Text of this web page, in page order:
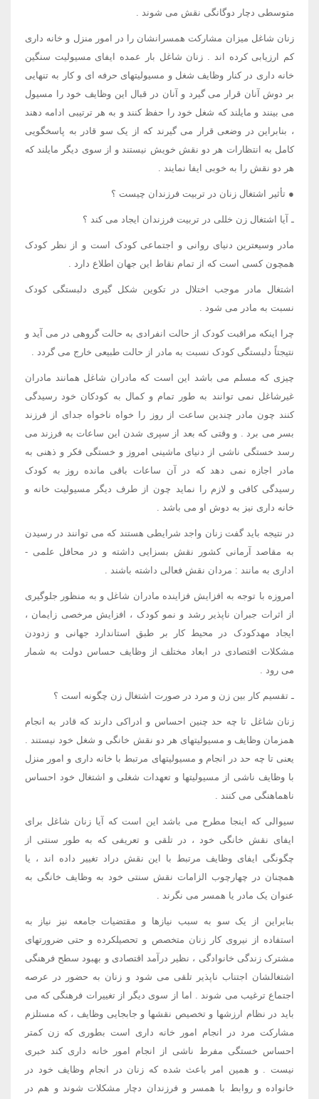
متوسطی دچار دوگانگی نقش می شوند .
زنان شاغل میزان مشارکت همسرانشان را در امور منزل و خانه داری
کم ارزیابی کرده اند . زنان شاغل بار عمده ایفای مسیولیت سنگین
خانه داری در کنار وظایف شغل و مسیولیتهای حرفه ای و کار به تنهایی
بر دوش آنان قرار می گیرد و آنان در قبال این وظایف خود را مسیول
می بینند و مایلند که شغل خود را حفظ کنند و به هر ترتیبی ادامه دهند
، بنابراین در وضعی قرار می گیرند که از یک سو قادر به پاسخگویی
کامل به انتظارات هر دو نقش خویش نیستند و از سوی دیگر مایلند که
هر دو نقش را به خوبی ایفا نمایند .
● تأثیر اشتغال زنان در تربیت فرزندان چیست ؟
ـ آیا اشتغال زن خللی در تربیت فرزندان ایجاد می کند ؟
مادر وسیعترین دنیای روانی و اجتماعی کودک است و از نظر کودک
همچون کسی است که از تمام نقاط این جهان اطلاع دارد .
اشتغال مادر موجب اختلال در تکوین شکل گیری دلبستگی کودک
نسبت به مادر می شود .
چرا اینکه مراقبت کودک از حالت انفرادی به حالت گروهی در می آید و
نتیجتاً دلبستگی کودک نسبت به مادر از حالت طبیعی خارج می گردد .
چیزی که مسلم می باشد این است که مادران شاغل همانند مادران
غیرشاغل نمی توانند به طور تمام و کمال به کودکان خود رسیدگی
کنند چون مادر چندین ساعت از روز را خواه ناخواه جدای از فرزند
بسر می برد . و وقتی که بعد از سپری شدن این ساعات به فرزند می
رسد خستگی ناشی از دنیای ماشینی امروز و خستگی فکر و ذهنی به
مادر اجازه نمی دهد که در آن ساعات باقی مانده روز به کودک
رسیدگی کافی و لازم را نماید چون از طرف دیگر مسیولیت خانه و
خانه داری نیز به دوش او می باشد .
در نتیجه باید گفت زنان واجد شرایطی هستند که می توانند در رسیدن
به مقاصد آرمانی کشور نقش بسزایی داشته و در محافل علمی -
اداری به مانند : مردان نقش فعالی داشته باشند .
امروزه با توجه به افزایش فزاینده مادران شاغل و به منظور جلوگیری
از اثرات جبران ناپذیر رشد و نمو کودک ، افزایش مرخصی زایمان ،
ایجاد مهدکودک در محیط کار بر طبق استاندارد جهانی و زدودن
مشکلات اقتصادی در ابعاد مختلف از وظایف حساس دولت به شمار
می رود .
ـ تقسیم کار بین زن و مرد در صورت اشتغال زن چگونه است ؟
زنان شاغل تا چه حد چنین احساس و ادراکی دارند که قادر به انجام
همزمان وظایف و مسیولیتهای هر دو نقش خانگی و شغل خود نیستند .
یعنی تا چه حد در انجام و مسیولیتهای مرتبط با خانه داری و امور منزل
با وظایف ناشی از مسیولیتها و تعهدات شغلی و اشتغال خود احساس
ناهماهنگی می کنند .
سیوالی که اینجا مطرح می باشد این است که آیا زنان شاغل برای
ایفای نقش خانگی خود ، در تلقی و تعریفی که به طور سنتی از
چگونگی ایفای وظایف مرتبط با این نقش دراد تغییر داده اند ، یا
همچنان در چهارچوب الزامات نقش سنتی خود به وظایف خانگی به
عنوان یک مادر یا همسر می نگرند .
بنابراین از یک سو به سبب نیازها و مقتضیات جامعه نیز نیاز به
استفاده از نیروی کار زنان متخصص و تحصیلکرده و حتی ضرورتهای
مشترک زندگی خانوادگی ، نظیر درآمد اقتصادی و بهبود سطح فرهنگی
اشتغالشان اجتناب ناپذیر تلقی می شود و زنان به حضور در عرصه
اجتماع ترغیب می شوند . اما از سوی دیگر از تغییرات فرهنگی که می
باید در نظام ارزشها و تخصیص نقشها و جابجایی وظایف ، که مستلزم
مشارکت مرد در انجام امور خانه داری است بطوری که زن کمتر
احساس خستگی مفرط ناشی از انجام امور خانه داری کند خبری
نیست . و همین امر باعث شده که زنان در انجام وظایف خود در
خانواده و روابط با همسر و فرزندان دچار مشکلات شوند و هم در